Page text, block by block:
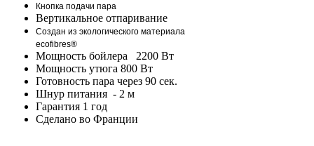
Кнопка подачи пара
Вертикальное отпаривание
Создан из экологического материала
ecofibres®
Мощность бойлера 2200 Вт
Мощность утюга 800 Вт
Готовность пара через 90 сек.
Шнур питания - 2 м
Гарантия 1 год
Сделано во Франции